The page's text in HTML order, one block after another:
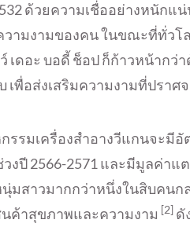
ด้วยความเชื่ออย่างหนักแ
ามงามของคน ในขณะที่ทั่วโ
เดอะ บอดี้ ช็อป ก็ก้าวหน้ากว่
พื่อส่งเสริมความงามที่ปราศ
รมเครื่องสำอางวีแกนจะมีอั
วงปี 2566-2571 และมีมูลค่า
มสาวมากกว่าหนึ่งในสิบคนกล่
ค้าสุขภาพและความงาม [2] ดั